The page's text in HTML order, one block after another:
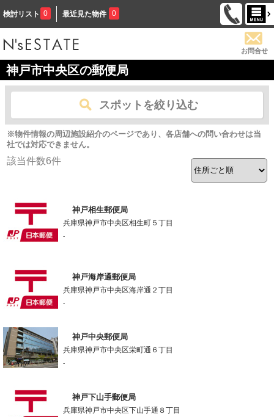
検討リスト 0 最近見た物件 0
お問合せ
神戸市中央区の郵便局
スポットを絞り込む
※物件情報の周辺施設紹介のページであり、各店舗への問い合わせは当
社では対応できません。
該当件数6件
神戸相生郵便局
兵庫県神戸市中央区相生町５丁目
-
神戸海岸通郵便局
兵庫県神戸市中央区海岸通２丁目
-
神戸中央郵便局
兵庫県神戸市中央区栄町通６丁目
-
神戸下山手郵便局
兵庫県神戸市中央区下山手通８丁目